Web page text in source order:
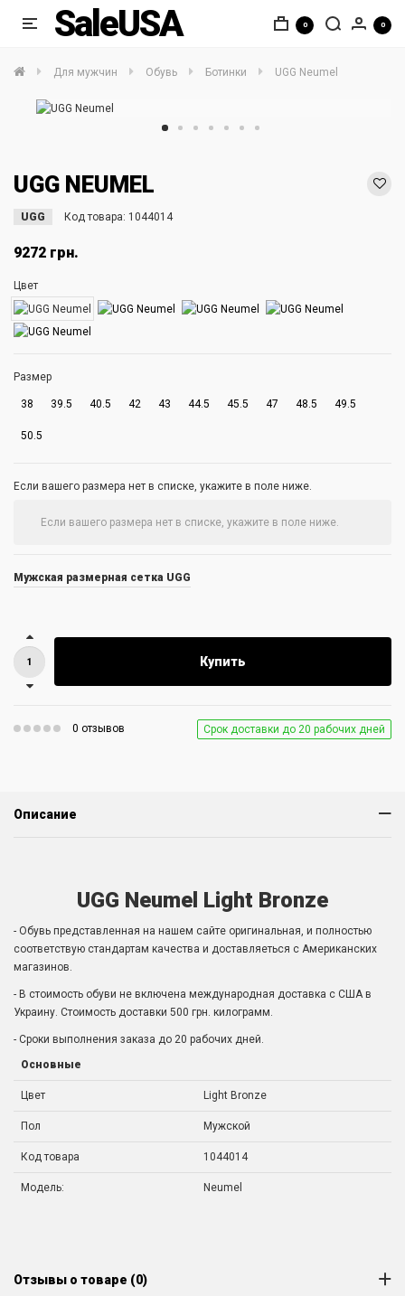
SaleUSA 0 0
Для мужчин Обувь Ботинки UGG Neumel
UGG NEUMEL
UGG Код товара: 1044014
9272 грн.
Цвет
Размер
38 39.5 40.5 42 43 44.5 45.5 47 48.5 49.5
50.5
Если вашего размера нет в списке, укажите в поле ниже.
Мужская размерная сетка UGG
Купить
0 отзывов Срок доставки до 20 рабочих дней
Описание
UGG Neumel Light Bronze
- Обувь представленная на нашем сайте оригинальная, и полностью
соответствую стандартам качества и доставляеться с Американских
магазинов.
- В стоимость обуви не включена международная доставка с США в
Украину. Стоимость доставки 500 грн. килограмм.
- Сроки выполнения заказа до 20 рабочих дней.
Основные
Цвет Light Bronze
Пол Мужской
Код товара 1044014
Модель: Neumel
Отзывы о товаре (0)